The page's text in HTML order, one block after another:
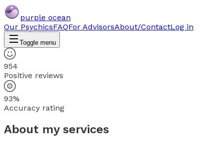
purple ocean
Our PsychicsFAQFor AdvisorsAbout/ContactLog in
Toggle menu
954
Positive reviews
93%
Accuracy rating
About my services